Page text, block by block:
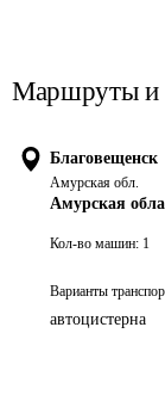
Маршруты и
Благовещенск
Амурская обл.
Амурская
Кол-во машин: 1
Варианты
автоцистерна